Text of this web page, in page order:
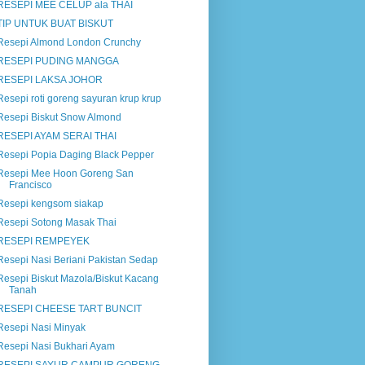
MEE CELUP ala THAI
UNTUK BUAT BISKUT
Almond London Crunchy
PUDING MANGGA
LAKSA JOHOR
roti goreng sayuran krup krup
Biskut Snow Almond
AYAM SERAI THAI
Popia Daging Black Pepper
Mee Hoon Goreng San
Francisco
kengsom siakap
Sotong Masak Thai
REMPEYEK
Nasi Beriani Pakistan Sedap
Biskut Mazola/Biskut Kacang
Tanah
CHEESE TART BUNCIT
Nasi Minyak
Nasi Bukhari Ayam